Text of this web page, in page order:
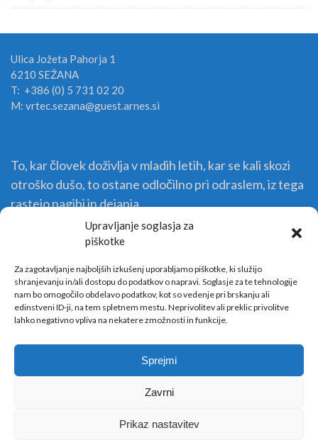
Upravljanje soglasja za
piškotke
Za zagotavljanje najboljših izkušenj uporabljamo piškotke, ki služijo
shranjevanju in/ali dostopu do podatkov o napravi. Soglasje za te tehnologije
nam bo omogočilo obdelavo podatkov, kot so vedenje pri brskanju ali
edinstveni ID-ji, na tem spletnem mestu. Neprivolitev ali preklic privolitve
lahko negativno vpliva na nekatere zmožnosti in funkcije.
Sprejmi
Zavrni
Prikaz nastavitev
Ulica Jožeta Pahorja 1
6210 SEŽANA
T: +386 (0) 5 731 02 20
M: vrtec.sezana@guest.arnes.si
To, kar človek doživlja v mladih letih, kar se kali skozi
otroško dušo, to ostane odločilno pri odraslem, iz tega
rastejo nagibi in dejanja.
Copyright © 2026 Vrtec Sežana - WordPress Theme : By